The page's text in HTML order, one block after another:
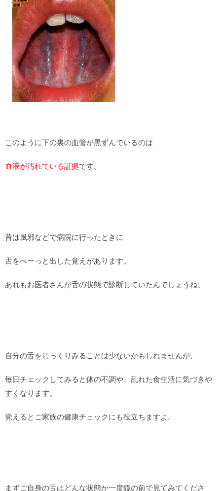
このように下の裏の血管が黒ずんでいるのは
血液が汚れている証拠です。
昔は風邪などで病院に行ったときに
舌をべーっと出した覚えがあります。
あれもお医者さんが舌の状態で診断していたんでしょうね。
自分の舌をじっくりみることは少ないかもしれませんが、
毎日チェックしてみると体の不調や、乱れた食生活に気づきや
すくなります。
覚えるとご家族の健康チェックにも役立ちますよ。
まずご自身の舌はどんな状態か一度鏡の前で見てみてくださ